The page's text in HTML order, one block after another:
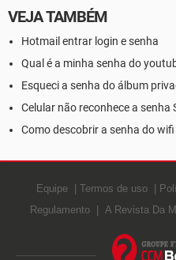
VEJA TAMBÉM
Hotmail entrar login e senha
Qual é a minha senha do
Esqueci a senha do álbum
Celular não reconhece a senha
Como descobrir a senha do wifi
Equipe Termos de uso
Regulamento
A Revista Da